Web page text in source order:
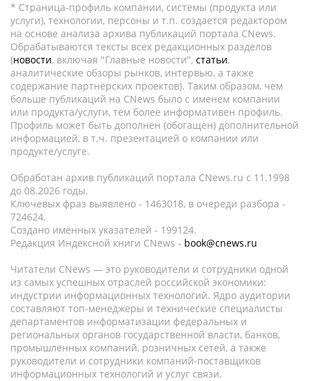
* Страница-профиль компании, системы (продукта или
услуги), технологии, персоны и т.п. создается редактором
на основе анализа архива публикаций портала CNews.
Обрабатываются тексты всех редакционных разделов
(новости, включая "Главные новости", статьи,
аналитические обзоры рынков, интервью, а также
содержание партнёрских проектов). Таким образом, чем
больше публикаций на CNews было с именем компании
или продукта/услуги, тем более информативен профиль.
Профиль может быть дополнен (обогащен) дополнительной
информацией, в т.ч. презентацией о компании или
продукте/услуге.
Обработан архив публикаций портала CNews.ru c 11.1998
до 08.2026 годы.
Ключевых фраз выявлено - 1463018, в очереди разбора -
724624.
Создано именных указателей - 199124.
Редакция Индексной книги CNews - book@cnews.ru
Читатели CNews — это руководители и сотрудники одной
из самых успешных отраслей российской экономики:
индустрии информационных технологий. Ядро аудитории
составляют топ-менеджеры и технические специалисты
департаментов информатизации федеральных и
региональных органов государственной власти, банков,
промышленных компаний, розничных сетей, а также
руководители и сотрудники компаний-поставщиков
информационных технологий и услуг связи.